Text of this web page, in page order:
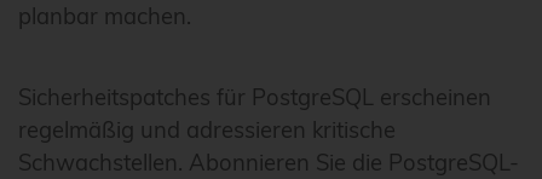
planbar machen.
Sicherheitspatches für PostgreSQL erscheinen
regelmäßig und adressieren kritische
Schwachstellen. Abonnieren Sie die PostgreSQL-